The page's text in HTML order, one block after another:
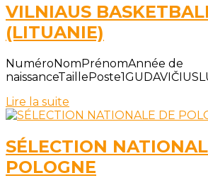
VILNIAUS
(LITUANIE)
NuméroNomPrénomAnnée de
Lire la suite
SÉLECTION
POLOGNE